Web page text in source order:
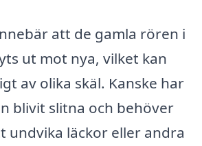
att de gamla rören i
ut mot nya, vilket kan
av olika skäl. Kanske har
blivit slitna och behöver
undvika läckor eller andra